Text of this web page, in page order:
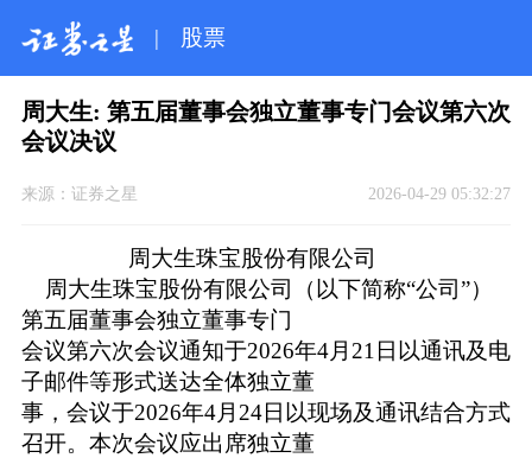
| 股票
周大生: 第五届董事会独立董事专门会议第六次
会议决议
来源： 证券之星 2026-04-29 05:32:27
周大生珠宝股份有限公司
周大生珠宝股份有限公司（以下简称“公司”）
第五届董事会独立董事专门
会议第六次会议通知于2026年4月21日以通讯及电
子邮件等形式送达全体独立董
事，会议于2026年4月24日以现场及通讯结合方式
召开。本次会议应出席独立董